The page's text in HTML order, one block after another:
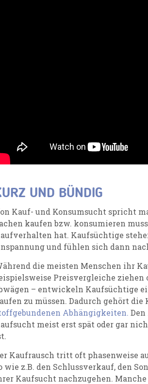
UND BÜNDIG
Kauf- und Konsumsucht spricht
kaufen bzw. konsumieren
hat. Kaufsüchtige
und fühlen sich dann
die meisten Menschen ihr
Preisvergleiche ziehen
– entwickeln Kaufsüchtige
zu müssen. Dadurch gehört
Abhängigkeiten.
meist erst spät oder gar
Kaufrausch tritt oft phasenweise
wie z.B. den Schlussverkauf, den
Kaufsucht nachzugehen.